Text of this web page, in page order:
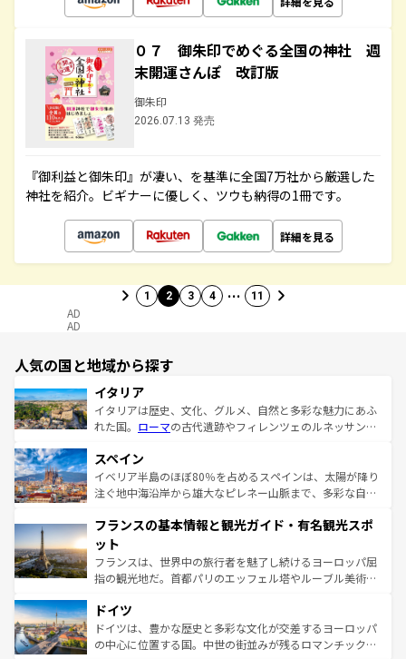
０７ 御朱印でめぐる全国の神社 週
末開運さんぽ 改訂版
御朱印
2026.07.13 発売
『御利益と御朱印』が凄い、を基準に全国7万社から厳選した
神社を紹介。ビギナーに優しく、ツウも納得の1冊です。
詳細を見る
1 2 3 4 … 11
AD
AD
人気の国と地域から探す
イタリア
イタリアは歴史、文化、グルメ、自然と多彩な魅力にあふ
れた国。 ローマの古代遺跡やフィレンツェのルネッサンス
ろん、トスカーナの美しい田園風景やアマルフィ海岸の絶
景など、自然景観も見逃せない。観光の合間には、本場の
ピザやパスタなど、絶品のイタリア料理を堪能することも
ませてくれるイタリアで、忘れられない旅をしてみよう！
なお、新着のイタリア情報は
しい。
スペイン
イベリア半島のほぼ80％を占めるスペインは、太陽が降り
注ぐ地中海沿岸から雄大なピレネー山脈まで、多彩な自然
文化が根付くこの国では、情熱的なフラメンコ、熱気あふ
れる闘牛、そして美味しいタパスが生活の一部となってい
る。首都マドリードの洗練された雰囲気や、バルセロナの
アートに溢れた街角から、地方では古代ローマ遺跡や中世
せる。地方によって風土や気候が異なるスペインはその個
性で訪れる人を魅了する。 なお、新着のスペイン情報は コ
ンテンツ一覧を参照してほしい。
フランスの基本情報と観光ガイド・有名観光スポ
ット
フランスは、世界中の旅行者を魅了し続けるヨーロッパ屈
指の観光地だ。首都パリのエッフェル塔やルーブル美術館
で、幅広い魅力が詰まっている。華麗な宮殿、歴史的な大
聖堂、美しいビーチ、そして豊かな自然が、訪れる者を心
から魅了する。また、フランスは美食の国としても知ら
ドイツ
ドイツは、豊かな歴史と多彩な文化が交差するヨーロッパ
の中心に位置する国。中世の街並みが残るロマンチック街